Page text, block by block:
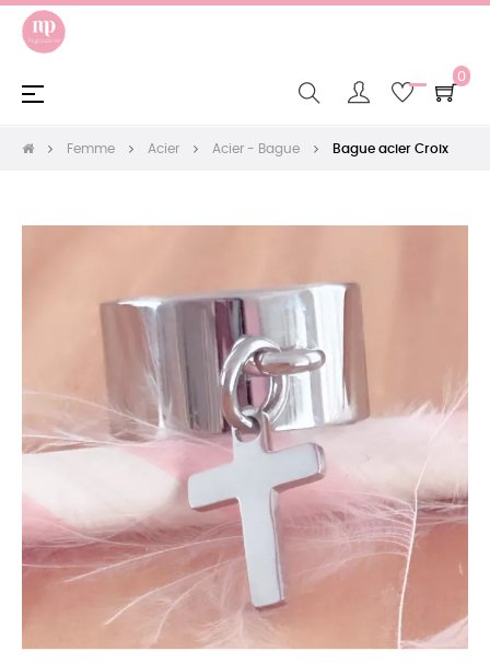
0
Basculer
☰
Femme Acier Acier - Bague Bague acier Croix